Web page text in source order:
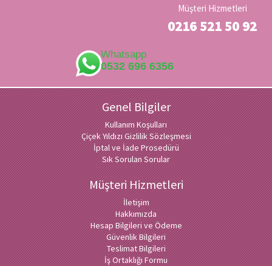
Müşteri Hizmetleri
0216 521 50 92
Whatsapp
0532 696 6356
Genel Bilgiler
Kullanım Koşulları
Çiçek Yıldızı Gizlilik Sözleşmesi
İptal ve İade Prosedürü
Sık Sorulan Sorular
Müşteri Hizmetleri
İletişim
Hakkımızda
Hesap Bilgileri ve Ödeme
Güvenlik Bilgileri
Teslimat Bilgileri
İş Ortaklığı Formu